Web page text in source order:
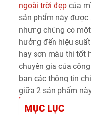
ngoài trời đẹp của
sản phẩm này được
nhưng chúng có
hưởng đến hiệu
hay sơn màu thì tốt
chuyên gia của
bạn các thông tin
giữa 2 sản phẩm
MỤC LỤC